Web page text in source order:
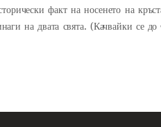
факт на носенето на
на двата свята. (Качвайки се